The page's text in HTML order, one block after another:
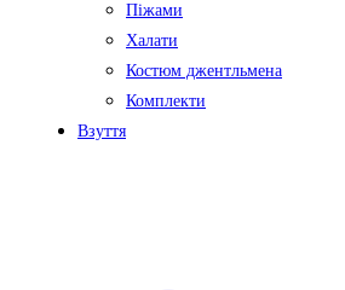
Піжами
Халати
Костюм джентльмена
Комплекти
Взуття